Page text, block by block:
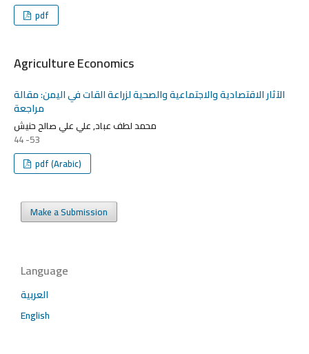
pdf
Agriculture Economics
الآثار الاقتصادية والاجتماعية والصحية لزراعة القات في اليمن: مقالة
مراجعة
محمد لطف عباد, علي علي صالح حنيش
44 -53
pdf (Arabic)
Make a Submission
Language
العربية
English